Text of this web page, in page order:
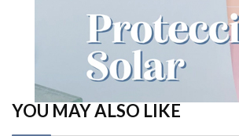
YOU MAY ALSO LIKE